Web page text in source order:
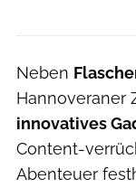
Neben
Hannoveraner
innovatives
Content-
Abenteuer